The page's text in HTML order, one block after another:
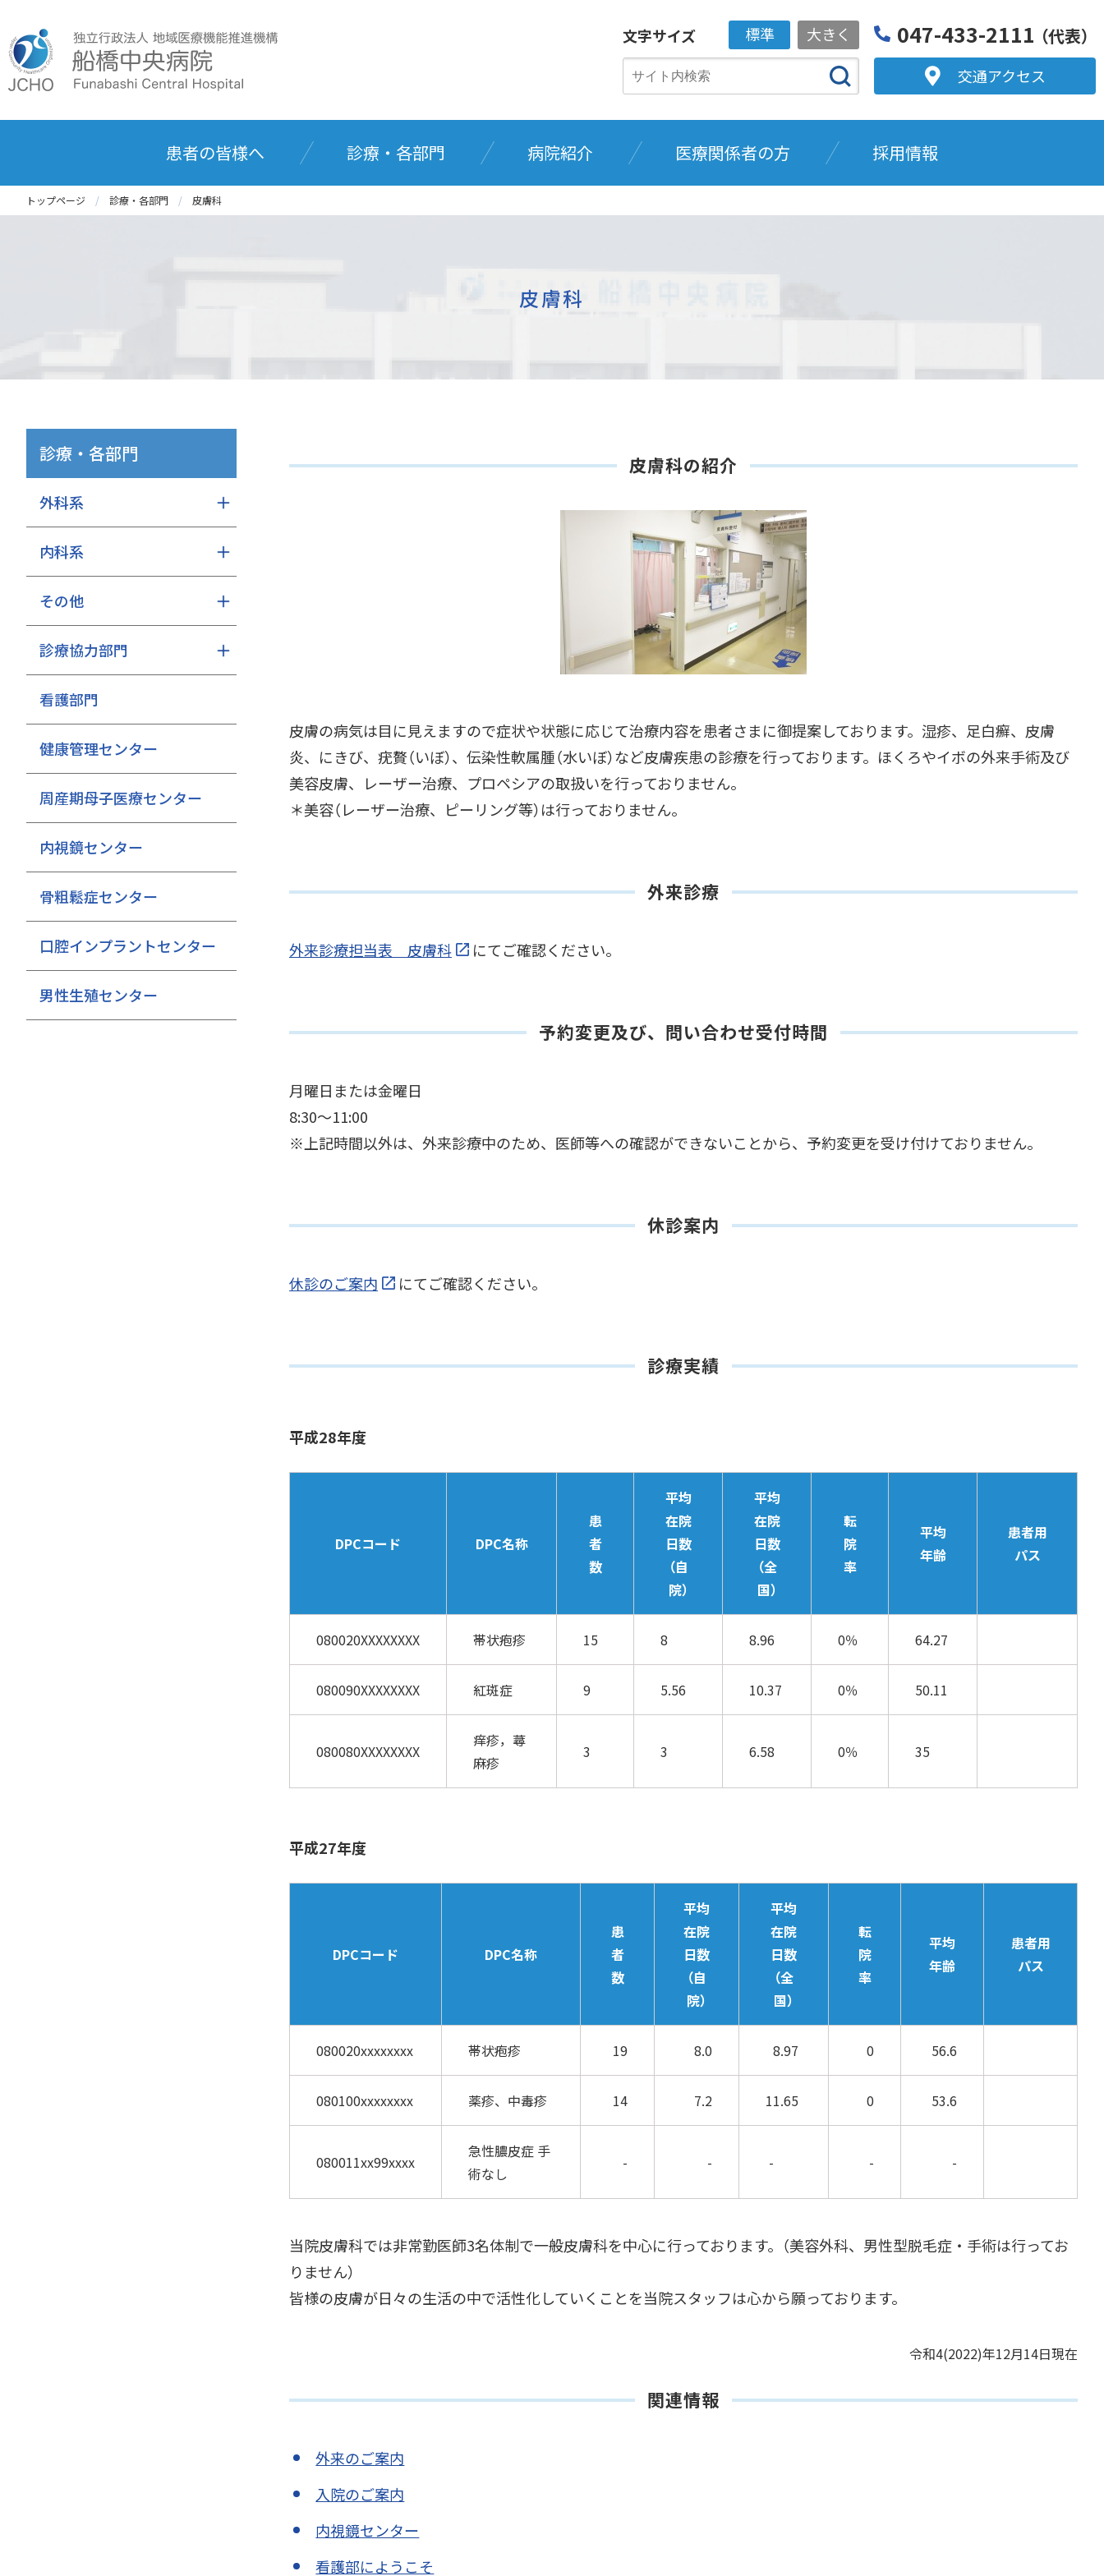
文字サイズ 標準 大きく 047-433-2111 （代表）
交通アクセス
患者の皆様へ 診療・各部門 病院紹介 医療関係者の方 採用情報
トップページ 診療・各部門 皮膚科
皮膚科
診療・各部門
外科系
内科系
その他
診療協力部門
看護部門
健康管理センター
周産期母子医療センター
内視鏡センター
骨粗鬆症センター
口腔インプラントセンター
男性生殖センター
皮膚科の紹介
皮膚の病気は目に見えますので症状や状態に応じて治療内容を患者さまに御提案しております。湿疹、足白癬、皮膚
炎、にきび、疣贅（いぼ）、伝染性軟属腫（水いぼ）など皮膚疾患の診療を行っております。ほくろやイボの外来手術及び
美容皮膚、レーザー治療、プロペシアの取扱いを行っておりません。
＊美容（レーザー治療、ピーリング等）は行っておりません。
外来診療
外来診療担当表 皮膚科 にてご確認ください。
予約変更及び、問い合わせ受付時間
月曜日または金曜日
8:30～11:00
※上記時間以外は、外来診療中のため、医師等への確認ができないことから、予約変更を受け付けておりません。
休診案内
休診のご案内 にてご確認ください。
診療実績
平成28年度
DPCコード DPC名称
患
者
数
平均
在院
日数
（自
院）
平均
在院
日数
（全
国）
転
院
率
平均
年齢
患者用
パス
080020XXXXXXXX 帯状疱疹 15 8 8.96 0％ 64.27
080090XXXXXXXX 紅斑症 9 5.56 10.37 0％ 50.11
080080XXXXXXXX
痒疹，蕁
麻疹
3 3 6.58 0％ 35
平成27年度
DPCコード DPC名称
患
者
数
平均
在院
日数
（自
院）
平均
在院
日数
（全
国）
転
院
率
平均
年齢
患者用
パス
080020xxxxxxxx 帯状疱疹 19 8.0 8.97 0 56.6
080100xxxxxxxx 薬疹、中毒疹 14 7.2 11.65 0 53.6
080011xx99xxxx
急性膿皮症 手
術なし
- - - - -
当院皮膚科では非常勤医師3名体制で一般皮膚科を中心に行っております。（美容外科、男性型脱毛症・手術は行ってお
りません）
皆様の皮膚が日々の生活の中で活性化していくことを当院スタッフは心から願っております。
令和4(2022)年12月14日現在
関連情報
外来のご案内
入院のご案内
内視鏡センター
看護部にようこそ